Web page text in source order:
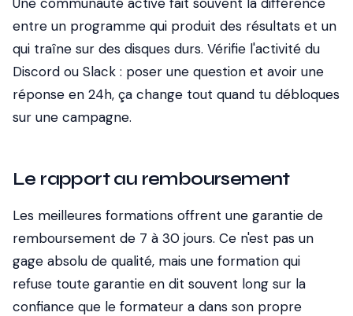
entre un programme qui produit des résultats et un
qui traîne sur des disques durs. Vérifie l'activité du
Discord ou Slack : poser une question et avoir une
réponse en 24h, ça change tout quand tu débloques
sur une campagne.
Le rapport au remboursement
Les meilleures formations offrent une garantie de
remboursement de 7 à 30 jours. Ce n'est pas un
gage absolu de qualité, mais une formation qui
refuse toute garantie en dit souvent long sur la
confiance que le formateur a dans son propre